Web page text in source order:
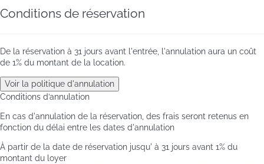
Conditions de réservation
De la réservation à 31 jours avant l'entrée, l'annulation aura un coût
de 1% du montant de la location.
Voir la politique d'annulation
Conditions d’annulation
En cas d'annulation de la réservation, des frais seront retenus en
fonction du délai entre les dates d'annulation
À partir de la date de réservation jusqu' à 31 jours avant 1% du
montant du loyer